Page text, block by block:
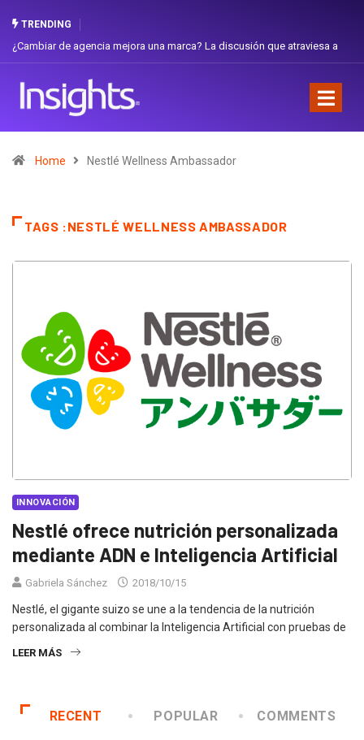
TRENDING
¿Cambiar de agencia mejora una marca? La discusión que atraviesa a
Home Nestlé Wellness Ambassador
TAGS :NESTLÉ WELLNESS AMBASSADOR
INNOVACIÓN
Nestlé ofrece nutrición personalizada
mediante ADN e Inteligencia Artificial
Gabriela Sánchez 2018/10/15
Nestlé, el gigante suizo se une a la tendencia de la nutrición
personalizada al combinar la Inteligencia Artificial con pruebas de
LEER MÁS
RECENT POPULAR COMMENTS